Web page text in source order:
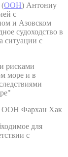
(ООН) Антониу
с
и Азовском
судоходство в
ситуации с
рисками
море и в
ООН Фархан Хак
для
с